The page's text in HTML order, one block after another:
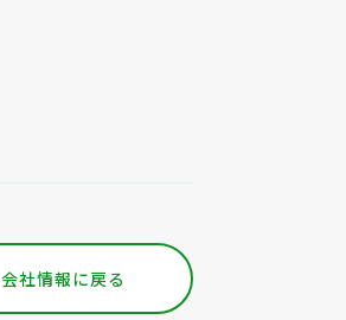
会社情報に戻る